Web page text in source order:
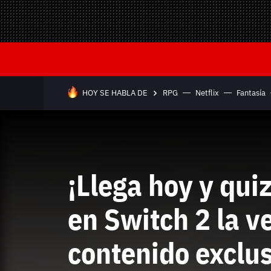
HOY SE HABLA DE RPG Netflix Fantasía
¡Llega hoy y
en Switch 2 la
contenido
Selección
Trivia
Equipo editorial
Mandos y
Todo hardware
Whatsapp
TwitchTikTokInstagram
Facebook
TwitterYouTube
RSSDiscord